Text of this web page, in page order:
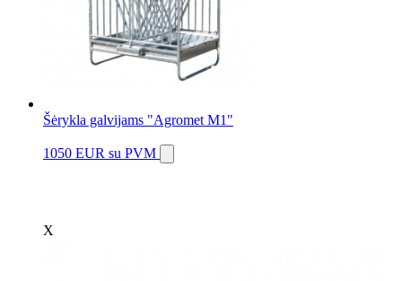
Šėrykla galvijams "Agromet M1"
1050 EUR su PVM
X